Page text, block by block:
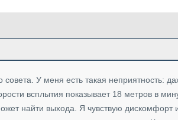
У меня есть такая неприятность:
всплытия показывает 18 метров в
найти выхода. Я чувствую дискомфорт